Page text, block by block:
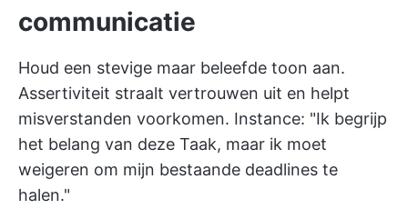
communicatie
Houd een stevige maar beleefde toon aan.
Assertiviteit straalt vertrouwen uit en helpt
misverstanden voorkomen. Instance: "Ik begrijp
het belang van deze Taak, maar ik moet
weigeren om mijn bestaande deadlines te
halen."